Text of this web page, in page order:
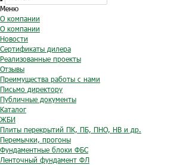
Меню
О компании
О компании
Новости
Сертификаты дилера
Реализованные проекты
Отзывы
Преимущества работы с нами
Письмо директору
Публичные документы
Каталог
ЖБИ
Плиты перекрытий ПК, ПБ, ПНО, НВ и др.
Перемычки, прогоны
Фундаментные блоки ФБС
Ленточный фундамент ФЛ